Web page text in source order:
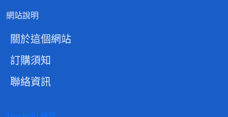
網站說明
關於這個網站
訂購須知
聯絡資訊